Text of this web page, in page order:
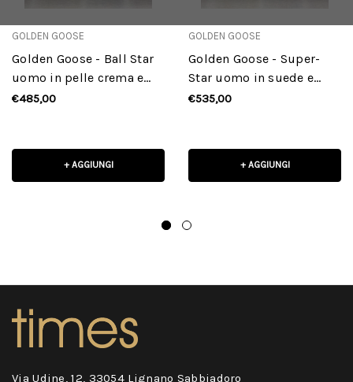
GOLDEN GOOSE
Golden Goose - Ball Star
uomo in pelle crema e
bianca con stella in
€485,00
+ AGGIUNGI
GOLDEN GOOSE
Golden Goose - Super-
Star uomo in suede e
pelle blu con stella e
€535,00
+ AGGIUNGI
Via Udine, 12, 33054 Lignano Sabbiadoro